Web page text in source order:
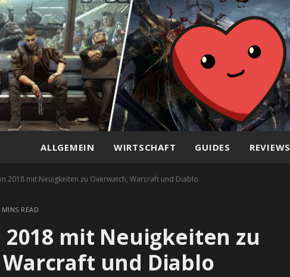
ALLGEMEIN WIRTSCHAFT GUIDES REVIEWS
2018 mit Neuigkeiten zu Overwatch, Warcraft und Diablo
MINS READ
2018 mit Neuigkeiten zu
und Diablo